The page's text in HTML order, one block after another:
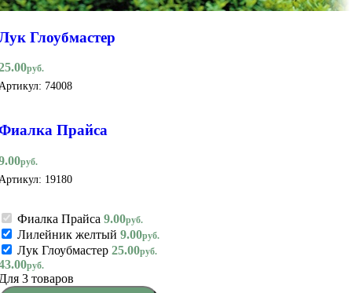
Глоубмастер
руб.
74008
Прайса
руб.
19180
Фиалка Прайса 9.00руб.
Лилейник желтый 9.00руб.
Лук Глоубмастер 25.00руб.
руб.
3 товаров